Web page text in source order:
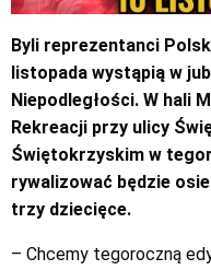
Byli reprezentanci
listopada wystąpią w
Niepodległości. W hali
Rekreacji przy ulicy
Świętokrzyskim w
rywalizować będzie
trzy dziecięce.
– Chcemy tegoroczną